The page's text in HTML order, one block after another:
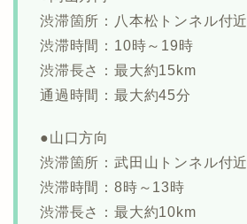
渋滞箇所：八本松トンネル付近
渋滞時間：10時～19時
渋滞長さ：最大約15km
通過時間：最大約45分
●山口方向
渋滞箇所：武田山トンネル付近
渋滞時間：8時～13時
渋滞長さ：最大約10km